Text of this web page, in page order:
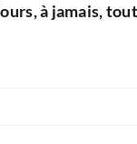
à jamais,